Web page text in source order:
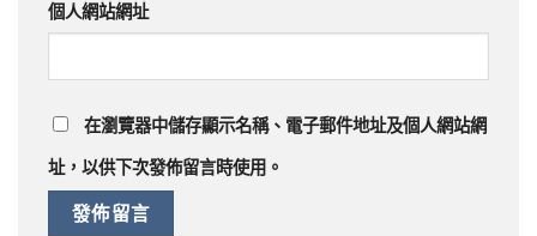
個人網站網址
在瀏覽器中儲存顯示名稱、電子郵件地址及個人網站網
址，以供下次發佈留言時使用。